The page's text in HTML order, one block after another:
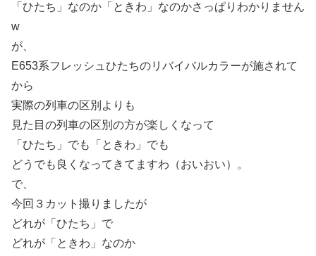
「ひたち」なのか「ときわ」なのかさっぱりわかりません
w
が、
E653系フレッシュひたちのリバイバルカラーが施されて
から
実際の列車の区別よりも
見た目の列車の区別の方が楽しくなって
「ひたち」でも「ときわ」でも
どうでも良くなってきてますわ（おいおい）。
で、
今回３カット撮りましたが
どれが「ひたち」で
どれが「ときわ」なのか